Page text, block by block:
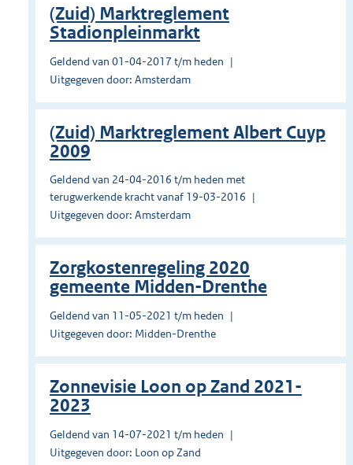
(Zuid) Marktreglement
Stadionpleinmarkt
Geldend van 01-04-2017 t/m heden
Uitgegeven door: Amsterdam
(Zuid) Marktreglement Albert Cuyp
2009
Geldend van 24-04-2016 t/m heden met
terugwerkende kracht vanaf 19-03-2016
Uitgegeven door: Amsterdam
Zorgkostenregeling 2020
gemeente Midden-Drenthe
Geldend van 11-05-2021 t/m heden
Uitgegeven door: Midden-Drenthe
Zonnevisie Loon op Zand 2021-
2023
Geldend van 14-07-2021 t/m heden
Uitgegeven door: Loon op Zand